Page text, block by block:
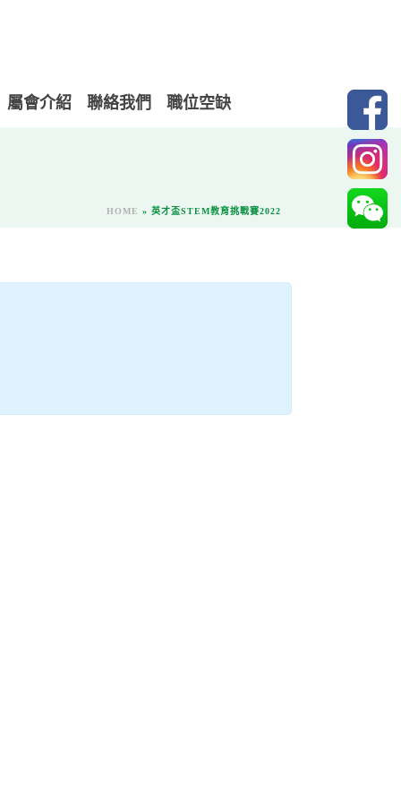
屬會介紹 聯絡我們 職位空缺
HOME » 英才盃STEM教育挑戰賽2022